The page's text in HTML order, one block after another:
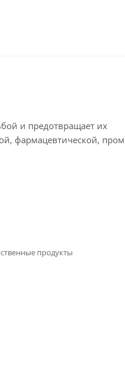
и предотвращает их
фармацевтической,
продукты